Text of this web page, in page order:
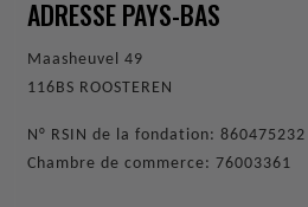
ADRESSE PAYS-BAS
Maasheuvel 49
116BS ROOSTEREN
N° RSIN de la fondation: 860475232
Chambre de commerce: 76003361